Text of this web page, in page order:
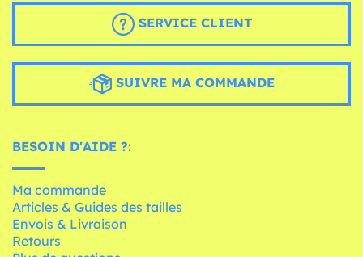
SERVICE CLIENT
SUIVRE MA COMMANDE
BESOIN D'AIDE ?:
Ma commande
Articles & Guides des tailles
Envois & Livraison
Retours